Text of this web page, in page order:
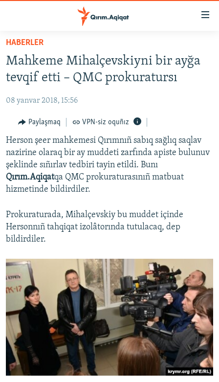
Esas
qaytmaq
Baş
navigatsiyağa
qaytmaq
qaytmaq
HABERLER
SİYASET
İQTİSADİYAT
CEMİYET
MEDENİYET
İNSAN AQLARI
VİDEO
SÜRET
BLOGLAR
FİKİR
Русский
QOŞULIÑIZ!
RFE/RS bütün saytları
HABERLER
Mahkeme Mihalçevskiyni bir ayğa
tevqif etti – QMC prokuratursı
08 yanvar 2018, 15:56
Paylaşmaq VPN-siz oquñız
Herson şeer mahkemesi Qırımnıñ sabıq sağlıq saqlav
nazirine olaraq bir ay muddeti zarfında apiste bulunuv
şeklinde sıñırlav tedbiri tayin etildi. Bunı
Qırım.Aqiqatqa QMC prokuraturasınıñ matbuat
hizmetinde bildirdiler.
Prokuraturada, Mihalçevskiy bu muddet içinde
Hersonnıñ tahqiqat izolâtorında tutulacaq, dep
bildirdiler.